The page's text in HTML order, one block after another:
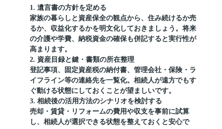
1. 遺言書の方針を定める
家族の暮らしと資産保全の観点から、住み続けるか売
るか、収益化するかを明文化しておきましょう。将来
の介護や学費、納税資金の確保も併記すると実行性が
高まります。
2. 資産目録と鍵・書類の所在整理
登記事項、固定資産税の納付書、管理会社・保険・ラ
イフライン等の連絡先を一覧化。相続人が遠方でもす
ぐ動ける状態にしておくことが望ましいです。
3. 相続後の活用方法のシナリオを検討する
売却・賃貸・リフォームの費用や収支を事前に試算
し、相続人が選択できる状態を整えておくと安心で